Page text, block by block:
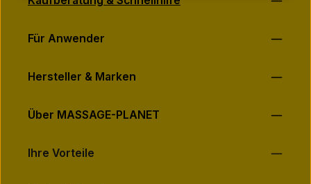
Für Anwender
Hersteller & Marken
Über MASSAGE-PLANET
Ihre Vorteile